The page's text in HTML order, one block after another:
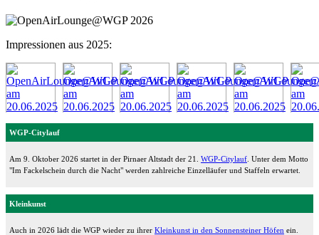
Impressionen aus 2025:
WGP-Citylauf
Am 9. Oktober 2026 startet in der Pirnaer Altstadt der 21. WGP-Citylauf . Unter dem Motto
"Im Fackelschein durch die Nacht" werden zahlreiche Einzelläufer und Staffeln erwartet.
Kleinkunst
Auch in 2026 lädt die WGP wieder zu ihrer Kleinkunst in den Sonnensteiner Höfen ein.